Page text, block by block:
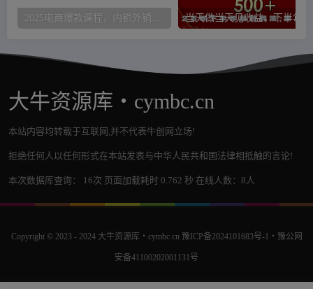
大牛资源库・cymbc.cn
本站内容均转载于互联网,并不代表牛创网立场!
拒绝任何人以任何形式在本站发表与中华人民共和国法律相抵触的言论!
本次数据库查询： 16次 页面加载耗时 0.762 秒 在线人数：8人
Copyright © 2023 - 2024 大牛资源库・cymbc.cn 豫ICP备2024101683号-1 ・ 豫公网
安备41100202001131号